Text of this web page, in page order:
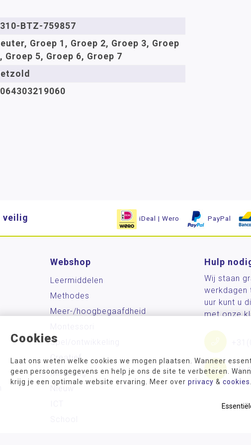
Cookies
Laat ons weten welke cookies we mogen plaatsen. Wanneer
geen persoonsgegevens en help je ons de site te verbeteren.
krijg je een optimale website ervaring. Meer over privacy& cookies
BTZ-759857
Groep 1, Groep 2, Groep 3, Groep
Groep 5, Groep 6, Groep 7
veilig iDeal | Wero PayPal
Webshop
Leermiddelen
Methodes
Meer-/hoog­begaafdheid
Spel/ontwikkeling
Creatief
Inrichting
Nieuw
Hulp
Wij staan
werkdagen
uur kunt u
met onze